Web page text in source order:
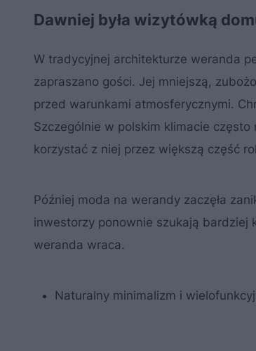
Dawniej była wizytówką
W tradycyjnej architekturze weranda
zapraszano gości. Jej mniejszą,
przed warunkami atmosferycznymi.
Szczególnie w polskim klimacie
korzystać z niej przez większą część
Później moda na werandy zaczęła
inwestorzy ponownie szukają
weranda wraca.
Naturalny minimalizm i